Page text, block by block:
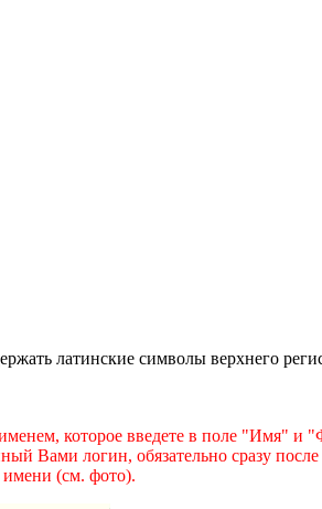
латинские символы верхнего
которое введете в поле "Имя" и
Вами логин, обязательно сразу
имени (см. фото).